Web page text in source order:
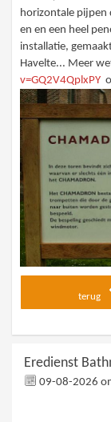
horizontale pijpen
en en een heel
installatie,
Havelte... Meer
v=GQ2V4QplxPY
terug
Eredienst
09-08-2026